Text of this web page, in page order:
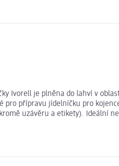
Ivorell je plněna do lahví v
přípravu jídelníčku pro
uzávěru a etikety). Ideální